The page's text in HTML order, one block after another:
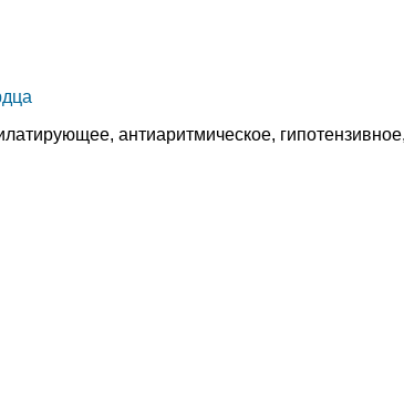
антиаритмическое,